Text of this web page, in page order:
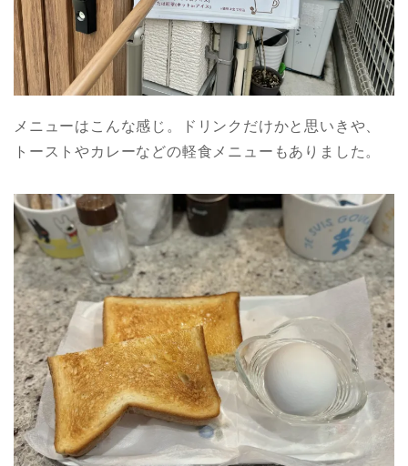
メニューはこんな感じ。ドリンクだけかと思いきや、
トーストやカレーなどの軽食メニューもありました。